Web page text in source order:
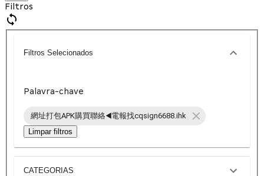
Filtros
Filtros Selecionados
Palavra-chave
網址打包APK購買聯絡◀️電報找cqsign6688.ihk
Limpar filtros
CATEGORIAS